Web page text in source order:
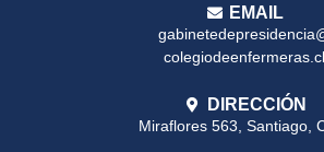
EMAIL
colegiodeenfermeras.cl
DIRECCIÓN
Miraflores 563, Santiago,